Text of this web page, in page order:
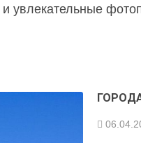
увлекательные